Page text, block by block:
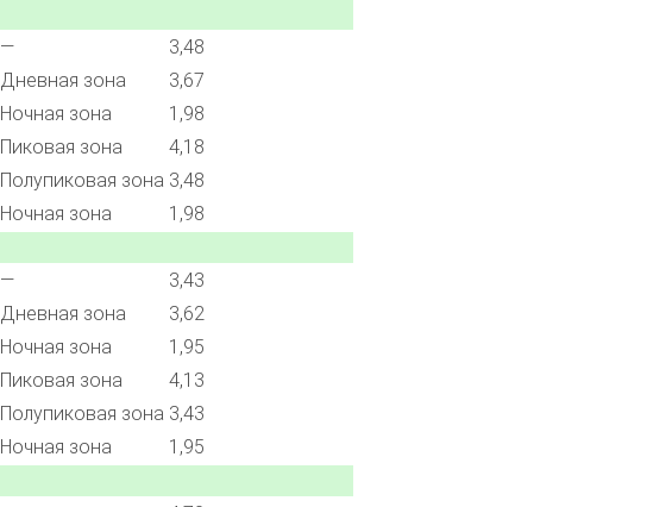
— 3,48
Дневная зона
3,67
Ночная зона
1,98
Пиковая зона
4,18
Полупиковая зона 3,48
Ночная зона
1,98
— 3,43
Дневная зона
3,62
Ночная зона
1,95
Пиковая зона
4,13
Полупиковая зона 3,43
Ночная зона
1,95